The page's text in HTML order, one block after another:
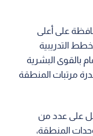
على أعلى
التدريبية
بالقوى البشرية
مرتبات المنطقة
على عدد من
المنطقة،